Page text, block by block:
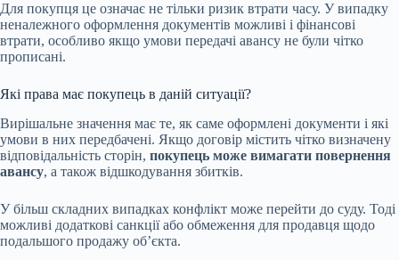
Для покупця це означає не тільки ризик втрати часу. У випадку
неналежного оформлення документів можливі і фінансові
втрати, особливо якщо умови передачі авансу не були чітко
прописані.
Які права має покупець в даній ситуації?
Вирішальне значення має те, як саме оформлені документи і які
умови в них передбачені. Якщо договір містить чітко визначену
відповідальність сторін, покупець може вимагати повернення
авансу, а також відшкодування збитків.
У більш складних випадках конфлікт може перейти до суду. Тоді
можливі додаткові санкції або обмеження для продавця щодо
подальшого продажу об’єкта.